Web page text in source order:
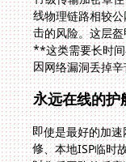
因网络漏洞丢掉
永远在线的护
即使是最好的加
修、本地ISP临时
时售后团队的反